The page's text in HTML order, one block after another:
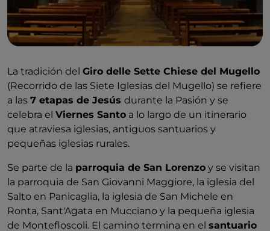
La tradición del Giro delle Sette Chiese del Mugello
(Recorrido de las Siete Iglesias del Mugello) se refiere
a las 7 etapas de Jesús durante la Pasión y se
celebra el Viernes Santo a lo largo de un itinerario
que atraviesa iglesias, antiguos santuarios y
pequeñas iglesias rurales.
Se parte de la parroquia de San Lorenzo y se visitan
la parroquia de San Giovanni Maggiore, la iglesia del
Salto en Panicaglia, la iglesia de San Michele en
Ronta, Sant'Agata en Mucciano y la pequeña iglesia
de Montefloscoli. El camino termina en el santuario